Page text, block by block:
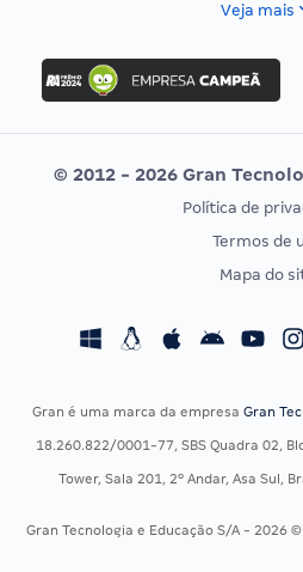
Concurso Ibama
Concurso MPU
Editais publicados
CONCURSOS POR PROFISSÃO
Concursos Fiscais
Concursos Saúde
Residência Multiprofissional
Veja mais
© 2012 - 2026 Gran
Política de
Termos de
Mapa do
Gran é uma marca da empresa Gran
18.260.822/0001-77, SBS Quadra 02,
Tower, Sala 201, 2º Andar, Asa Sul,
Gran Tecnologia e Educação S/A - 2026